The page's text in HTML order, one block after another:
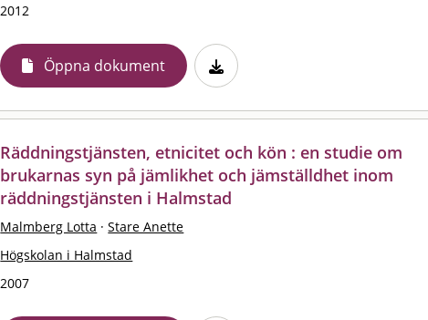
2012
Öppna dokument
Räddningstjänsten, etnicitet och kön : en studie om
brukarnas syn på jämlikhet och jämställdhet inom
räddningstjänsten i Halmstad
Malmberg Lotta · Stare Anette
Högskolan i Halmstad
2007